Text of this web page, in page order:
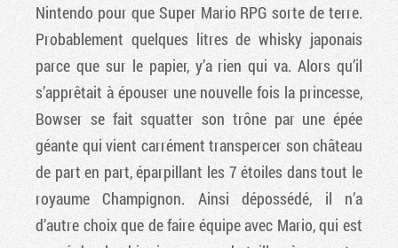
Nintendo pour que Super Mario RPG sorte de terre.
Probablement quelques litres de whisky japonais
parce que sur le papier, y’a rien qui va. Alors qu’il
s’apprêtait à épouser une nouvelle fois la princesse,
Bowser se fait squatter son trône par une épée
géante qui vient carrément transpercer son château
de part en part, éparpillant les 7 étoiles dans tout le
royaume Champignon. Ainsi dépossédé, il n’a
d’autre choix que de faire équipe avec Mario, qui est